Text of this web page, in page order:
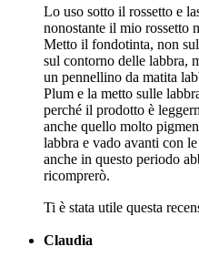
Lo uso sotto il rossetto e
nonostante il mio rossetto
Metto il fondotinta, non
sul contorno delle labbra,
un pennellino da matita
Plum e la metto sulle
perché il prodotto è
anche quello molto
labbra e vado avanti con
anche in questo periodo
ricomprerò.
Ti è stata utile questa
Claudia